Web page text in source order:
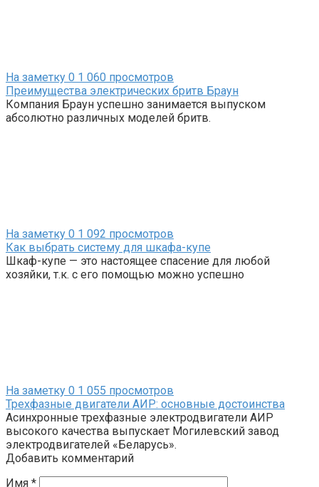
На заметку 0 1 060 просмотров
Преимущества электрических бритв Браун
Компания Браун успешно занимается выпуском
абсолютно различных моделей бритв.
На заметку 0 1 092 просмотров
Как выбрать систему для шкафа-купе
Шкаф-купе — это настоящее спасение для любой
хозяйки, т.к. с его помощью можно успешно
На заметку 0 1 055 просмотров
Трехфазные двигатели АИР: основные достоинства
Асинхронные трехфазные электродвигатели АИР
высокого качества выпускает Могилевский завод
электродвигателей «Беларусь».
Добавить комментарий
Имя *